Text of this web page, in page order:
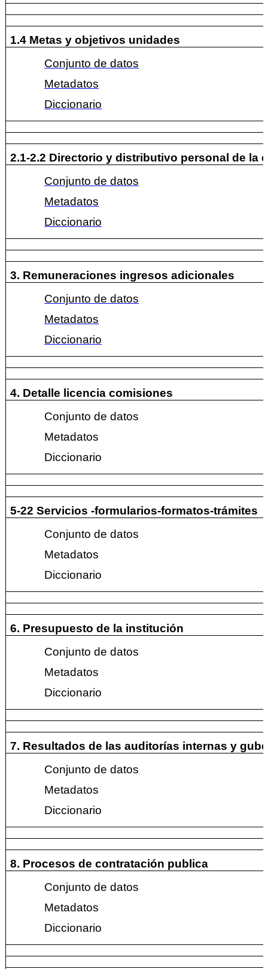
1.4 Metas y objetivos unidades
Conjunto de datos
Metadatos
Diccionario
2.1-2.2 Directorio y distributivo personal de la
Conjunto de datos
Metadatos
Diccionario
3. Remuneraciones ingresos adicionales
Conjunto de datos
Metadatos
Diccionario
4. Detalle licencia comisiones
Conjunto de datos
Metadatos
Diccionario
5-22 Servicios -formularios-formatos-trámites
Conjunto de datos
Metadatos
Diccionario
6. Presupuesto de la institución
Conjunto de datos
Metadatos
Diccionario
7. Resultados de las auditorías internas y
Conjunto de datos
Metadatos
Diccionario
8. Procesos de contratación publica
Conjunto de datos
Metadatos
Diccionario